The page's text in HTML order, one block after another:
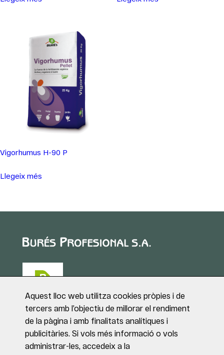
Vigorhumus H-90 P
Llegeix més
Puig de Sant Roc, 1
17180 VILABLAREIX
(Girona)
Aquest lloc web utilitza cookies pròpies i de
tercers amb l’objectiu de millorar el rendiment
de la pàgina i amb finalitats analítiques i
publicitàries. Si vols més informació o vols
administrar-les, accedeix a la